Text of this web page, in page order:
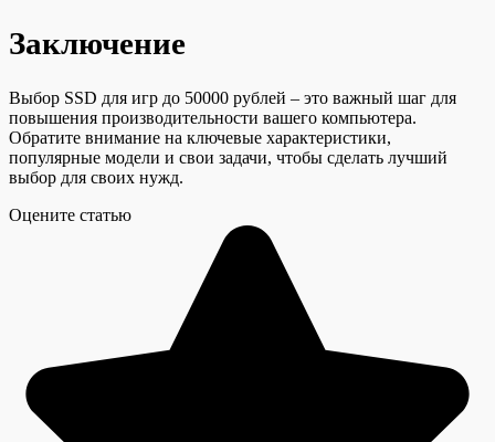
Заключение
Выбор SSD для игр до 50000 рублей – это важный шаг для
повышения производительности вашего компьютера.
Обратите внимание на ключевые характеристики,
популярные модели и свои задачи, чтобы сделать лучший
выбор для своих нужд.
Оцените статью